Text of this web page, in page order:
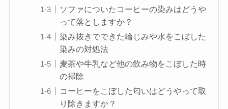
ソファについたコーヒーの染みはどうや
って落としますか？
染み抜きでできた輪じみや水をこぼした
染みの対処法
麦茶や牛乳など他の飲み物をこぼした時
の掃除
コーヒーをこぼした匂いはどうやって取
り除きますか？